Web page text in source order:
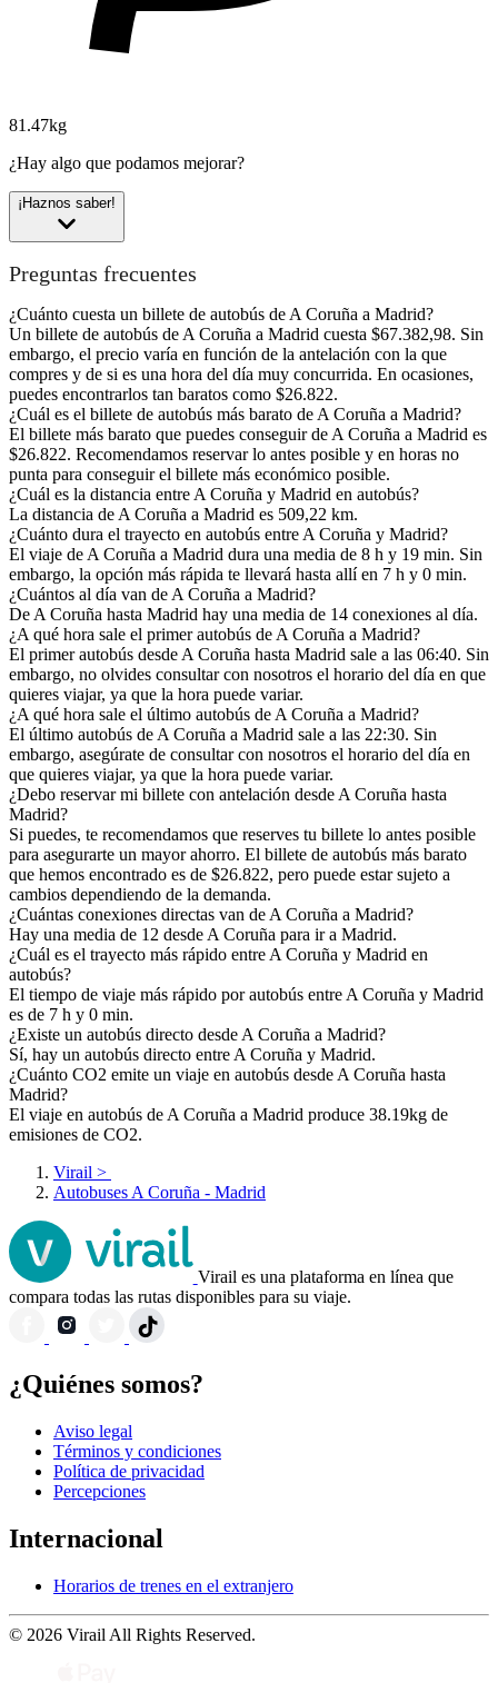
81.47kg
¿Hay algo que podamos mejorar?
¡Haznos saber!
Preguntas frecuentes
¿Cuánto cuesta un billete de autobús de A Coruña a Madrid?
Un billete de autobús de A Coruña a Madrid cuesta $67.382,98. Sin
embargo, el precio varía en función de la antelación con la que
compres y de si es una hora del día muy concurrida. En ocasiones,
puedes encontrarlos tan baratos como $26.822.
¿Cuál es el billete de autobús más barato de A Coruña a Madrid?
El billete más barato que puedes conseguir de A Coruña a Madrid es
$26.822. Recomendamos reservar lo antes posible y en horas no
punta para conseguir el billete más económico posible.
¿Cuál es la distancia entre A Coruña y Madrid en autobús?
La distancia de A Coruña a Madrid es 509,22 km.
¿Cuánto dura el trayecto en autobús entre A Coruña y Madrid?
El viaje de A Coruña a Madrid dura una media de 8 h y 19 min. Sin
embargo, la opción más rápida te llevará hasta allí en 7 h y 0 min.
¿Cuántos al día van de A Coruña a Madrid?
De A Coruña hasta Madrid hay una media de 14 conexiones al día.
¿A qué hora sale el primer autobús de A Coruña a Madrid?
El primer autobús desde A Coruña hasta Madrid sale a las 06:40. Sin
embargo, no olvides consultar con nosotros el horario del día en que
quieres viajar, ya que la hora puede variar.
¿A qué hora sale el último autobús de A Coruña a Madrid?
El último autobús de A Coruña a Madrid sale a las 22:30. Sin
embargo, asegúrate de consultar con nosotros el horario del día en
que quieres viajar, ya que la hora puede variar.
¿Debo reservar mi billete con antelación desde A Coruña hasta
Madrid?
Si puedes, te recomendamos que reserves tu billete lo antes posible
para asegurarte un mayor ahorro. El billete de autobús más barato
que hemos encontrado es de $26.822, pero puede estar sujeto a
cambios dependiendo de la demanda.
¿Cuántas conexiones directas van de A Coruña a Madrid?
Hay una media de 12 desde A Coruña para ir a Madrid.
¿Cuál es el trayecto más rápido entre A Coruña y Madrid en
autobús?
El tiempo de viaje más rápido por autobús entre A Coruña y Madrid
es de 7 h y 0 min.
¿Existe un autobús directo desde A Coruña a Madrid?
Sí, hay un autobús directo entre A Coruña y Madrid.
¿Cuánto CO2 emite un viaje en autobús desde A Coruña hasta
Madrid?
El viaje en autobús de A Coruña a Madrid produce 38.19kg de
emisiones de CO2.
Virail >
Autobuses A Coruña - Madrid
Virail es una plataforma en línea que
compara todas las rutas disponibles para su viaje.
¿Quiénes somos?
Aviso legal
Términos y condiciones
Política de privacidad
Percepciones
Internacional
Horarios de trenes en el extranjero
© 2026 Virail All Rights Reserved.